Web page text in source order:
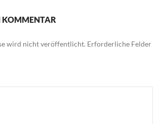
KOMMENTAR
wird nicht veröffentlicht. Erforderliche Felder